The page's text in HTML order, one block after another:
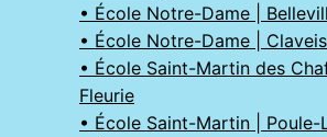
• École Notre-Dame |
• École Notre-Dame |
• École Saint-Martin des
Fleurie
• École Saint-Martin | Poule-